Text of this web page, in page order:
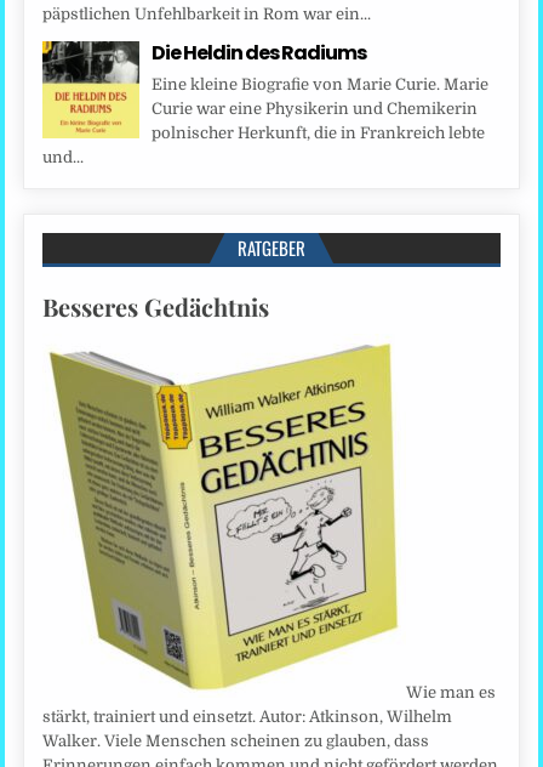
päpstlichen Unfehlbarkeit in Rom war ein...
Die Heldin des Radiums
Eine kleine Biografie von Marie Curie. Marie
Curie war eine Physikerin und Chemikerin
polnischer Herkunft, die in Frankreich lebte
und...
RATGEBER
Besseres Gedächtnis
Wie man es
stärkt, trainiert und einsetzt. Autor: Atkinson, Wilhelm
Walker. Viele Menschen scheinen zu glauben, dass